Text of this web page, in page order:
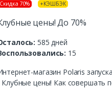
Скидка 70% +КЭШБЭК
цены! До 70%
585 дней
15
магазин Polaris
Клубные цены! Как совершать